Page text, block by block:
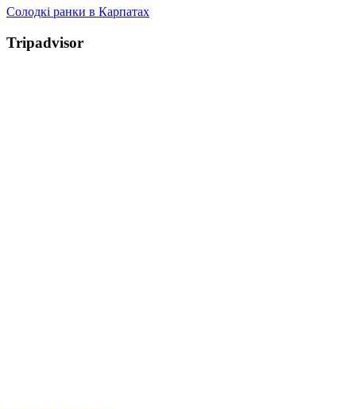
Солодкі ранки в Карпатах
Tripadvisor